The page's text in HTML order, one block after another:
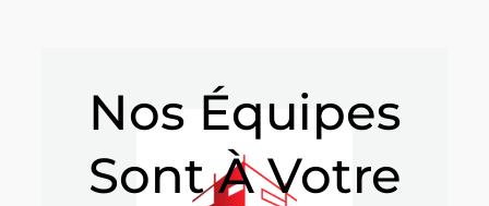
Nos Équipes
Sont À Votre